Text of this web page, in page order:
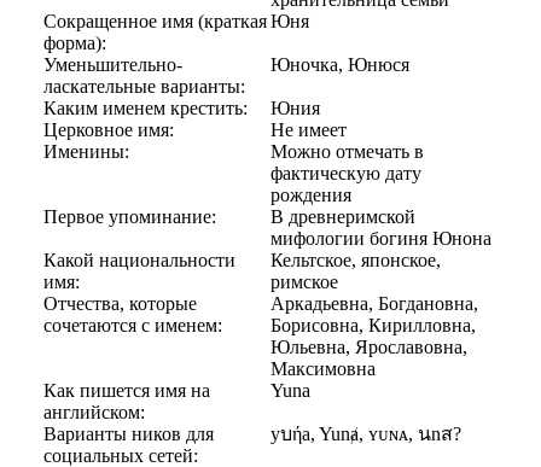
Сокращенное имя (краткая
форма):
Юня
Уменьшительно-
ласкательные варианты:
Юночка, Юнюся
Каким именем крестить:
Юния
Церковное имя:
Не имеет
Именины:
Можно отмечать в
фактическую дату
рождения
Первое упоминание:
В древнеримской
мифологии богиня Юнона
Какой национальности
имя:
Кельтское, японское,
римское
Отчества, которые
сочетаются с именем:
Аркадьевна, Богдановна,
Борисовна, Кирилловна,
Юльевна, Ярославовна,
Максимовна
Как пишется имя на
английском:
Yuna
Варианты ников для
социальных сетей:
yบήa, Yunⱥ, ʏᴜɴᴀ, นnส?